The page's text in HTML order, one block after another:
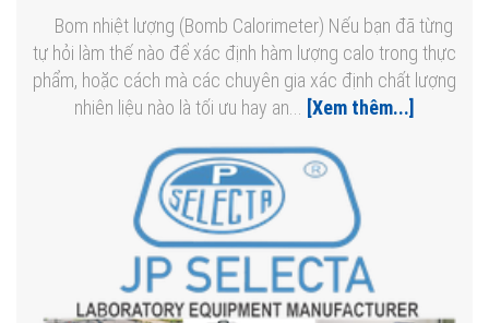
Bom nhiệt lượng (Bomb Calorimeter) Nếu bạn đã từng
tự hỏi làm thế nào để xác định hàm lượng calo trong thực
phẩm, hoặc cách mà các chuyên gia xác định chất lượng
nhiên liệu nào là tối ưu hay an...
[Xem thêm...]